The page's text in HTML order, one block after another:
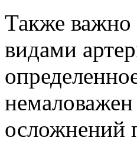
Также важно
видами
осложнений